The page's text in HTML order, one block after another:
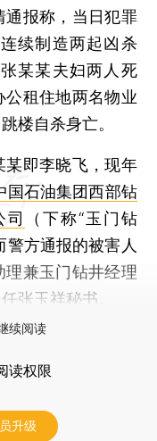
通报称，当日犯罪
续制造两起凶杀
某某夫妇两人死
租住地两名物业
楼自杀身亡。
即李晓飞，现年
国石油集团西部钻
司
（下称“玉门钻
警方通报的被害人
兼玉门钻井经理
张玉祥秘书。
续阅读
读权限
升级